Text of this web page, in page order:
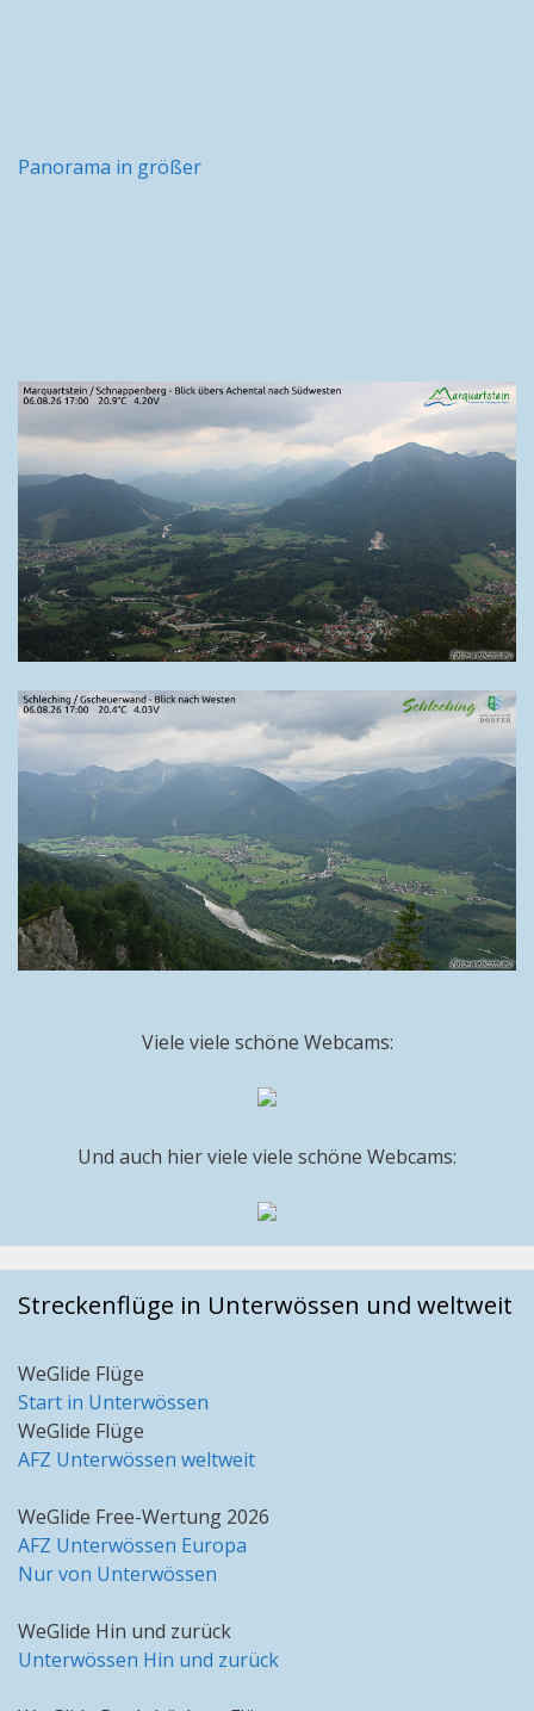
Panorama in größer
Viele viele schöne Webcams:
Und auch hier viele viele schöne Webcams:
Streckenflüge in Unterwössen und weltweit
WeGlide Flüge
Start in Unterwössen
WeGlide Flüge
AFZ Unterwössen weltweit
WeGlide Free-Wertung 2026
AFZ Unterwössen Europa
Nur von Unterwössen
WeGlide Hin und zurück
Unterwössen Hin und zurück